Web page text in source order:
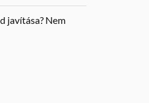
javítása? Nem